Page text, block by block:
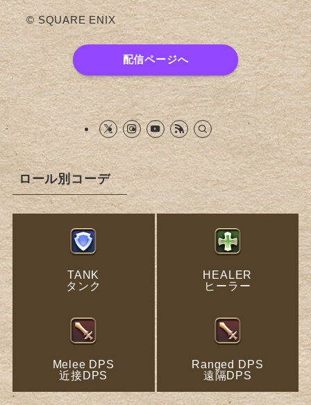
© SQUARE ENIX
配信ページへ
ロール別コーデ
TANK
タンク
HEALER
ヒーラー
Melee DPS
近接DPS
Ranged DPS
遠隔DPS